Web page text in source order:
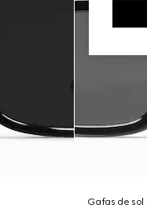
Gafas de